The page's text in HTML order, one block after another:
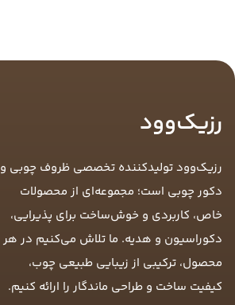
رزیک‌وود
رزیک‌وود تولیدکننده تخصصی ظروف چوبی و
دکور چوبی است؛ مجموعه‌ای از محصولات
خاص، کاربردی و خوش‌ساخت برای پذیرایی،
دکوراسیون و هدیه. ما تلاش می‌کنیم در هر
محصول، ترکیبی از زیبایی طبیعی چوب،
کیفیت ساخت و طراحی ماندگار را ارائه کنیم.